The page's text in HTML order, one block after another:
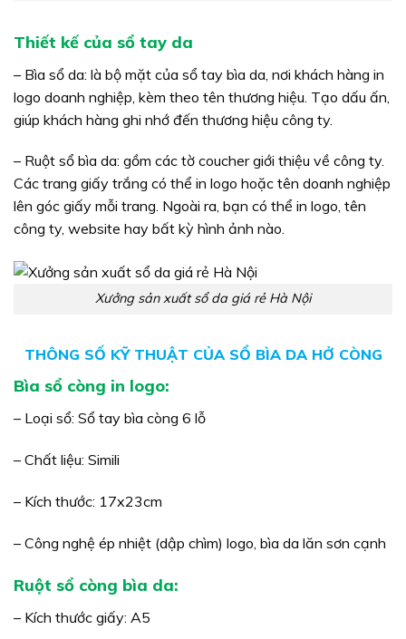
Thiết kế của sổ tay da
– Bìa sổ da: là bộ mặt của sổ tay bìa da, nơi khách hàng in
logo doanh nghiệp, kèm theo tên thương hiệu. Tạo dấu ấn,
giúp khách hàng ghi nhớ đến thương hiệu công ty.
– Ruột sổ bìa da: gồm các tờ coucher giới thiệu về công ty.
Các trang giấy trắng có thể in logo hoặc tên doanh nghiệp
lên góc giấy mỗi trang. Ngoài ra, bạn có thể in logo, tên
công ty, website hay bất kỳ hình ảnh nào.
Xưởng sản xuất sổ da giá rẻ Hà Nội
THÔNG SỐ KỸ THUẬT CỦA SỔ BÌA DA HỞ CÒNG
Bìa sổ còng in logo:
– Loại sổ: Sổ tay bìa còng 6 lỗ
– Chất liệu: Simili
– Kích thước: 17x23cm
– Công nghệ ép nhiệt (dập chìm) logo, bìa da lăn sơn cạnh
Ruột sổ còng bìa da:
– Kích thước giấy: A5